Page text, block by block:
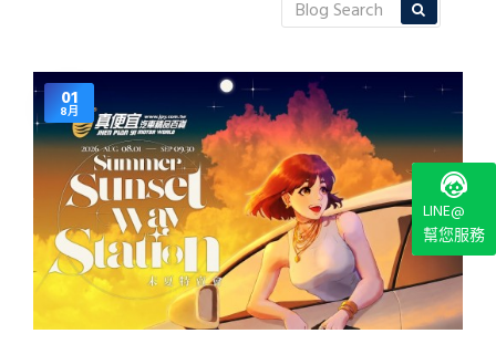
01
8月
LINE@
幫您服務